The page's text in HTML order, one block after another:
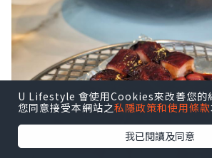
U Lifestyle 會使用Cookies來改善您的
您同意接受本網站之私隱政策和使用條款
我已閱讀及同意